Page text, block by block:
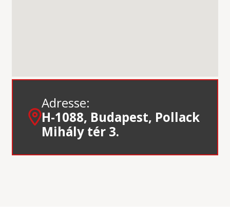
Adresse:
H-1088, Budapest, Pollack
Mihály tér 3.